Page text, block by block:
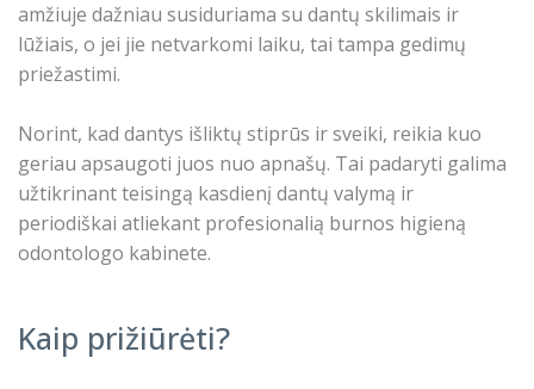
amžiuje dažniau susiduriama su dantų skilimais ir
lūžiais, o jei jie netvarkomi laiku, tai tampa gedimų
priežastimi.
Norint, kad dantys išliktų stiprūs ir sveiki, reikia kuo
geriau apsaugoti juos nuo apnašų. Tai padaryti galima
užtikrinant teisingą kasdienį dantų valymą ir
periodiškai atliekant profesionalią burnos higieną
odontologo kabinete.
Kaip prižiūrėti?